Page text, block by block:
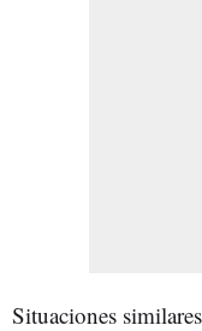
Situaciones